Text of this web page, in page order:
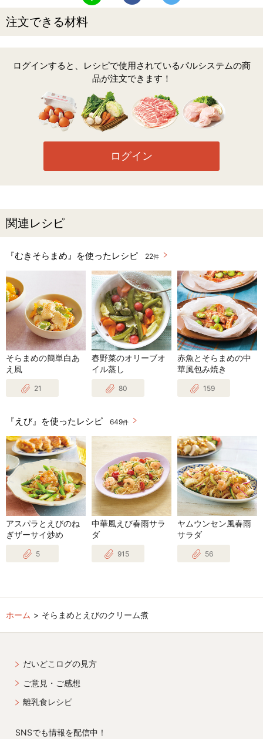
注文できる材料
ログインすると、レシピで使用されているパルシステムの商
品が注文できます！
ログイン
関連レシピ
『むきそらまめ』を使ったレシピ 22件
そらまめの簡単白あ
え風
21
春野菜のオリーブオ
イル蒸し
80
赤魚とそらまめの中
華風包み焼き
159
『えび』を使ったレシピ 649件
アスパラとえびのね
ぎザーサイ炒め
5
中華風えび春雨サラ
ダ
915
ヤムウンセン風春雨
サラダ
56
ホーム そらまめとえびのクリーム煮
だいどこログの見方
ご意見・ご感想
離乳食レシピ
SNSでも情報を配信中！